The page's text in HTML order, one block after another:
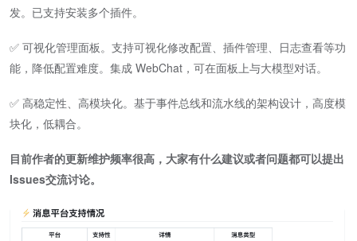
发。已支持安装多个插件。
✅ 可视化管理面板。支持可视化修改配置、插件管理、日志查看等功
能，降低配置难度。集成 WebChat，可在面板上与大模型对话。
✅ 高稳定性、高模块化。基于事件总线和流水线的架构设计，高度模
块化，低耦合。
目前作者的更新维护频率很高，大家有什么建议或者问题都可以提出
Issues交流讨论。